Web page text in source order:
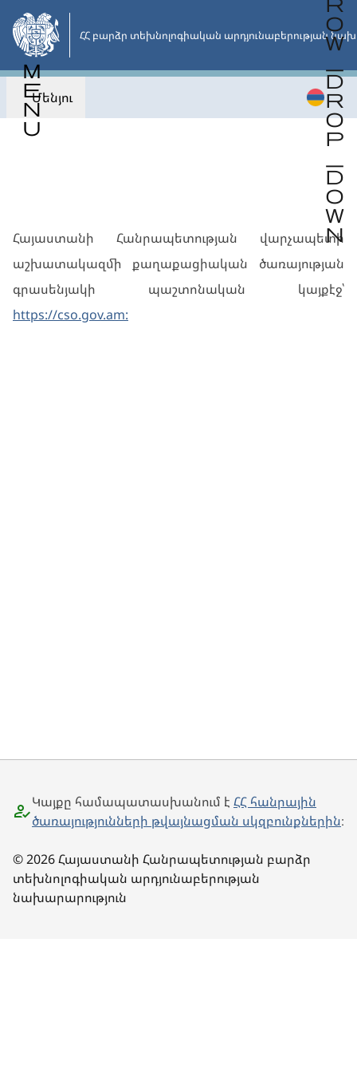
Անցնել
հիմնական
բովանդակությանը
ՀՀ բարձր տեխնոլոգիական արդյունաբերության
Մենյու
Հայաստանի Հանրապետության վարչապետի
աշխատակազմի քաղաքացիական ծառայության
գրասենյակի պաշտոնական կայքէջ՝
https://cso.gov.am:
Կայքը համապատասխանում է ՀՀ հանրային
ծառայությունների թվայնացման սկզբունքներին։
© 2026 Հայաստանի Հանրապետության բարձր
տեխնոլոգիական արդյունաբերության
նախարարություն